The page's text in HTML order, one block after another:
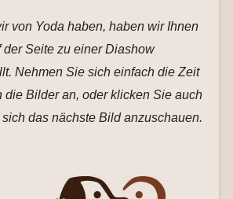
von Yoda haben, haben wir Ihnen
der Seite zu einer Diashow
Nehmen Sie sich einfach die Zeit
die Bilder an, oder klicken Sie auch
das nächste Bild anzuschauen.